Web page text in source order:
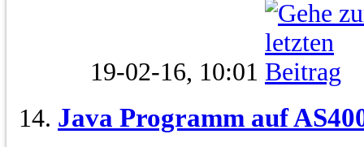
19-02-16, 10:01
Java Programm auf